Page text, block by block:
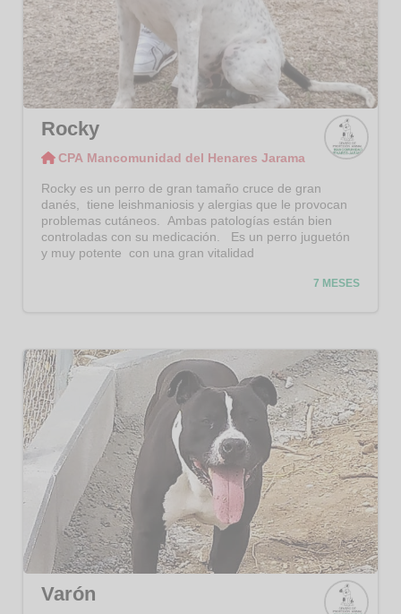
Rocky
CPA Mancomunidad del Henares Jarama
Rocky es un perro de gran tamaño cruce de gran
danés, tiene leishmaniosis y alergias que le provocan
problemas cutáneos. Ambas patologías están bien
controladas con su medicación. Es un perro juguetón
y muy potente con una gran vitalidad
7 MESES
Henar
a
Varón